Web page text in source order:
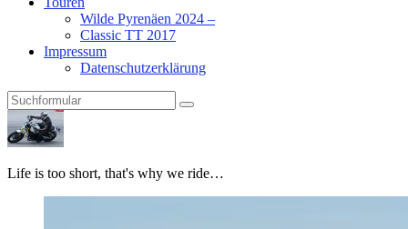
Wilde Pyrenäen 2024 –
Classic TT 2017
Impressum
Datenschutzerklärung
Search
Pit's
Blog
Life is too short, that's why we ride…